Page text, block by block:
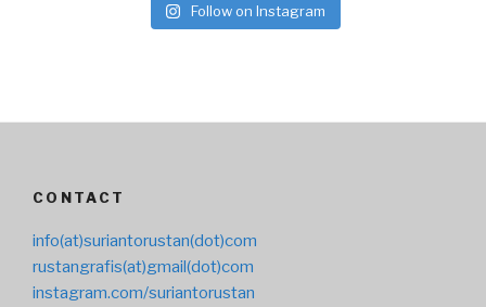
Follow on Instagram
CONTACT
info(at)suriantorustan(dot)com
rustangrafis(at)gmail(dot)com
instagram.com/suriantorustan